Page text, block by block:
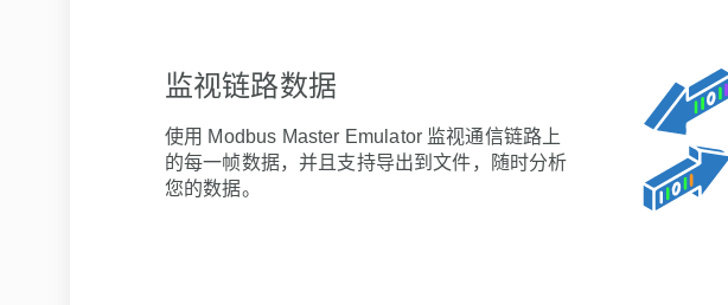
监视链路数据
使用 Modbus Master Emulator 监视通信链路上
的每一帧数据，并且支持导出到文件，随时分析
您的数据。